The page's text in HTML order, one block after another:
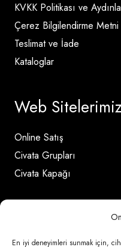
En iyi deneyimleri sunmak için,
KVKK Politikası ve
Çerez Bilgilendirme Metni
Teslimat ve İade
Kataloglar
Web
Online Satış
Civata Grupları
Civata Kapağı
İletişim